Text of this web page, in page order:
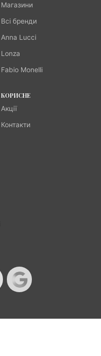
Магазини
Всі бренди
Anna Lucci
Lonza
Fabio Monelli
КОРИСНЕ
Акції
Контакти